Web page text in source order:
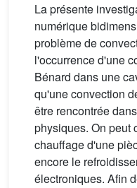
La présente
numérique
problème de
l'occurrence d'une
Bénard dans une
qu'une convection
être rencontrée
physiques. On peut
chauffage d'une
encore le
électroniques. Afin